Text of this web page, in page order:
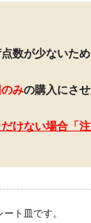
数が少ないた
みの購入にさせ
けない場合「
ト皿です。